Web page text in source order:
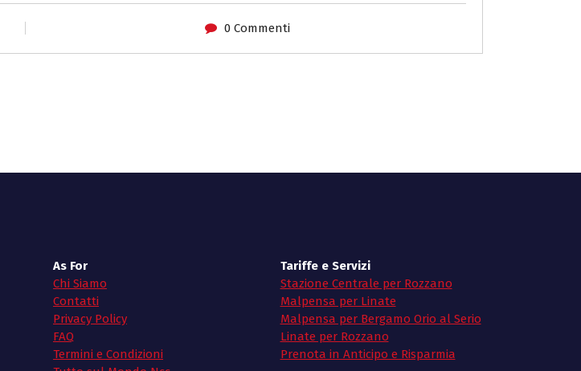
0 Commenti
As For
Chi Siamo
Contatti
Privacy Policy
FAQ
Termini e Condizioni
Tariffe e Servizi
Stazione Centrale per Rozzano
Malpensa per Linate
Malpensa per Bergamo Orio al Serio
Linate per Rozzano
Prenota in Anticipo e Risparmia